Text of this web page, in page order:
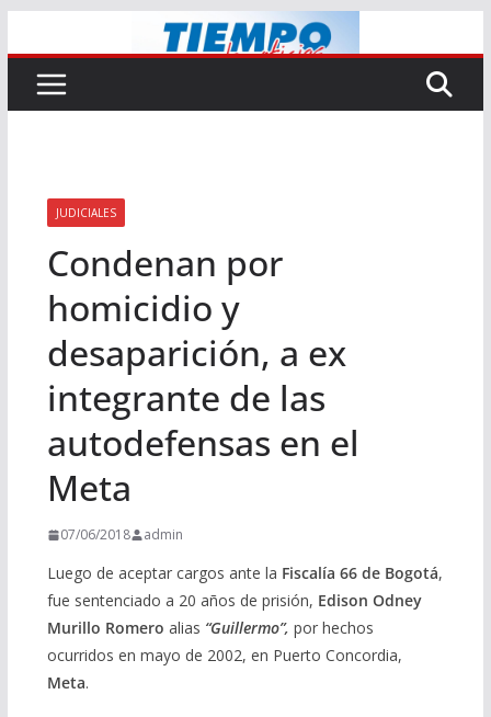
al
contenido
JUDICIALES
Condenan por
homicidio y
desaparición, a ex
integrante de las
autodefensas en el
Meta
07/06/2018 admin
Luego de aceptar cargos ante la Fiscalía 66 de Bogotá,
fue sentenciado a 20 años de prisión, Edison Odney
Murillo Romero alias “Guillermo”, por hechos
ocurridos en mayo de 2002, en Puerto Concordia,
Meta.